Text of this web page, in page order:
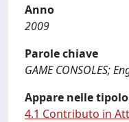
Anno
2009
Parole chiave
GAME CONSOLES;
Appare nelle
4.1 Contributo in